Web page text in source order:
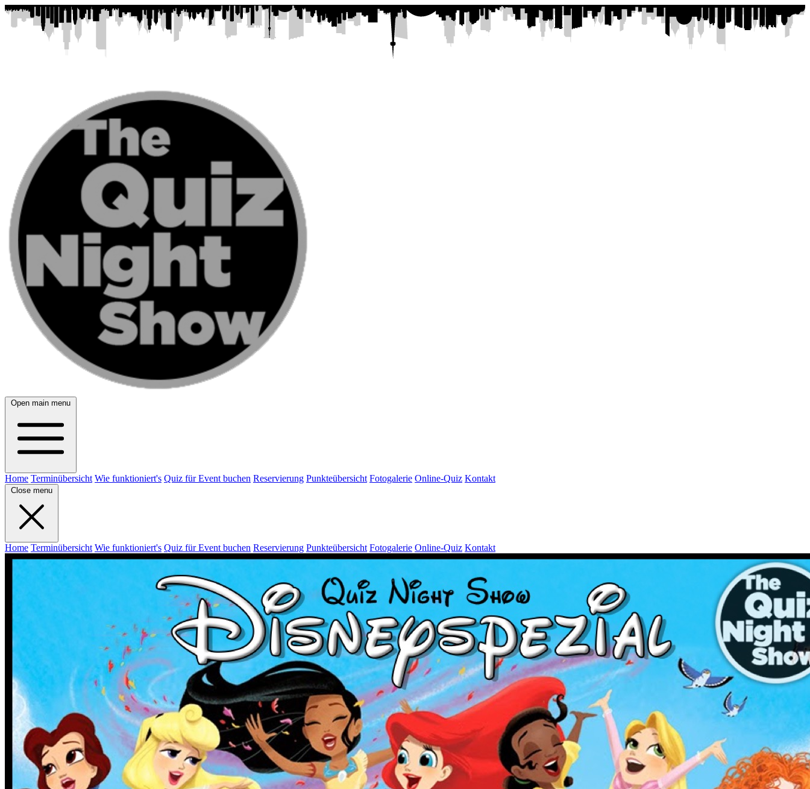
Open main menu
Home Terminübersicht Wie funktioniert's Quiz für Event buchen Reservierung Punkteübersicht Fotogalerie Online-Quiz Kontakt
Close menu
Home Terminübersicht Wie funktioniert's Quiz für Event buchen Reservierung Punkteübersicht Fotogalerie Online-Quiz Kontakt